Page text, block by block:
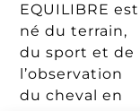
EQUILIBRE est
né du terrain,
du sport et de
l’observation
du cheval en